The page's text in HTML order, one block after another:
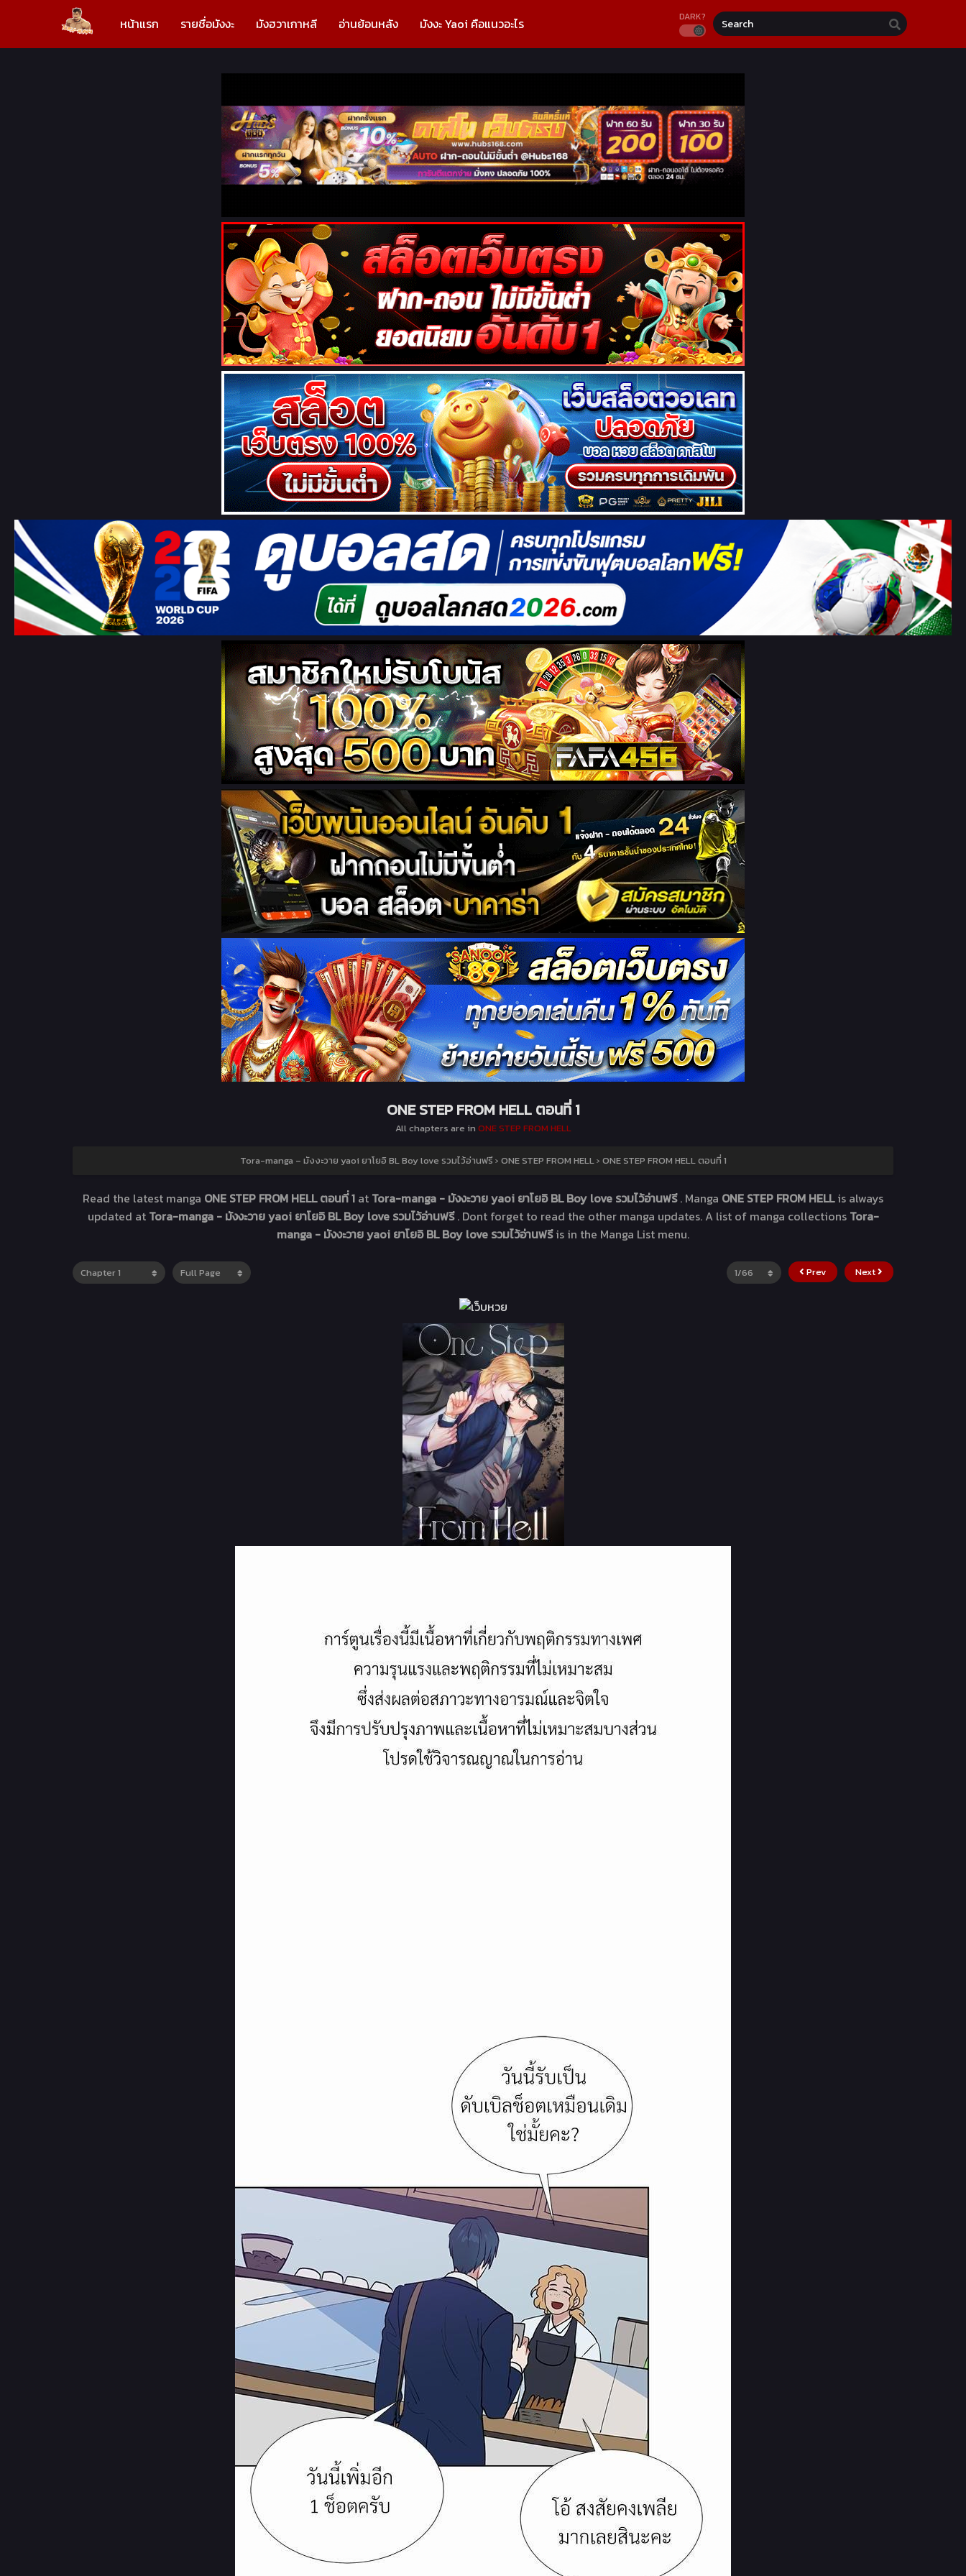
หน้าแรก รายชื่อมังงะ มังฮวาเกาหลี อ่านย้อนหลัง มังงะ Yaoi คือแนวอะไร DARK?
ONE STEP FROM HELL ตอนที่ 1
All chapters are in ONE STEP FROM HELL
Tora-manga – มังงะวาย yaoi ยาโยอิ BL Boy love รวมไว้อ่านฟรี › ONE STEP FROM HELL› ONE STEP FROM HELL ตอนที่ 1
Read the latest manga ONE STEP FROM HELL ตอนที่ 1 at Tora-manga - มังงะวาย yaoi ยาโยอิ BL Boy love รวมไว้อ่านฟรี. Manga ONE STEP FROM HELLis always
updated at Tora-manga - มังงะวาย yaoi ยาโยอิ BL Boy love รวมไว้อ่านฟรี. Dont forget to read the other manga updates. A list of manga collections Tora-
manga - มังงะวาย yaoi ยาโยอิ BL Boy love รวมไว้อ่านฟรีis in the Manga List menu.
Prev Next